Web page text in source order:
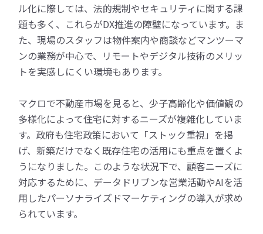
ル化に際しては、法的規制やセキュリティに関する課
題も多く、これらがDX推進の障壁になっています。ま
た、現場のスタッフは物件案内や商談などマンツーマ
ンの業務が中心で、リモートやデジタル技術のメリッ
トを実感しにくい環境もあります。
マクロで不動産市場を見ると、少子高齢化や価値観の
多様化によって住宅に対するニーズが複雑化していま
す。政府も住宅政策において「ストック重視」を掲
げ、新築だけでなく既存住宅の活用にも重点を置くよ
うになりました。このような状況下で、顧客ニーズに
対応するために、データドリブンな営業活動やAIを活
用したパーソナライズドマーケティングの導入が求め
られています。